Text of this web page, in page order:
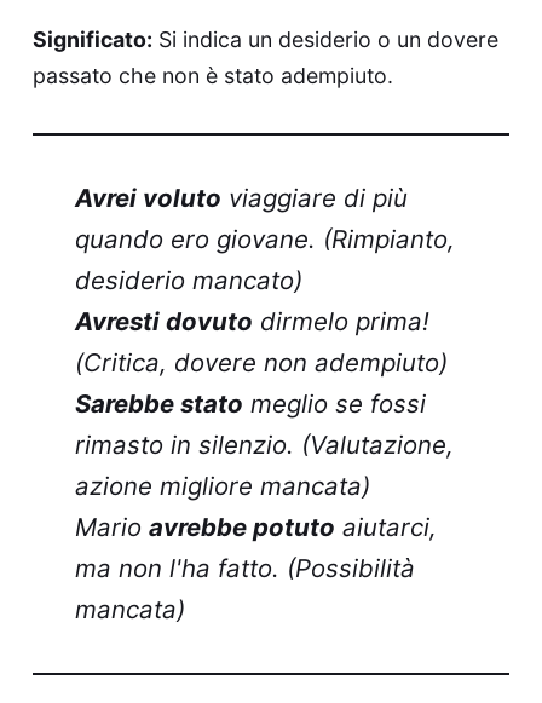
Significato: Si indica un desiderio o un dovere
passato che non è stato adempiuto.
Avrei voluto viaggiare di più
quando ero giovane. (Rimpianto,
desiderio mancato)
Avresti dovuto dirmelo prima!
(Critica, dovere non adempiuto)
Sarebbe stato meglio se fossi
rimasto in silenzio. (Valutazione,
azione migliore mancata)
Marioavrebbe potuto aiutarci,
ma non l'ha fatto. (Possibilità
mancata)